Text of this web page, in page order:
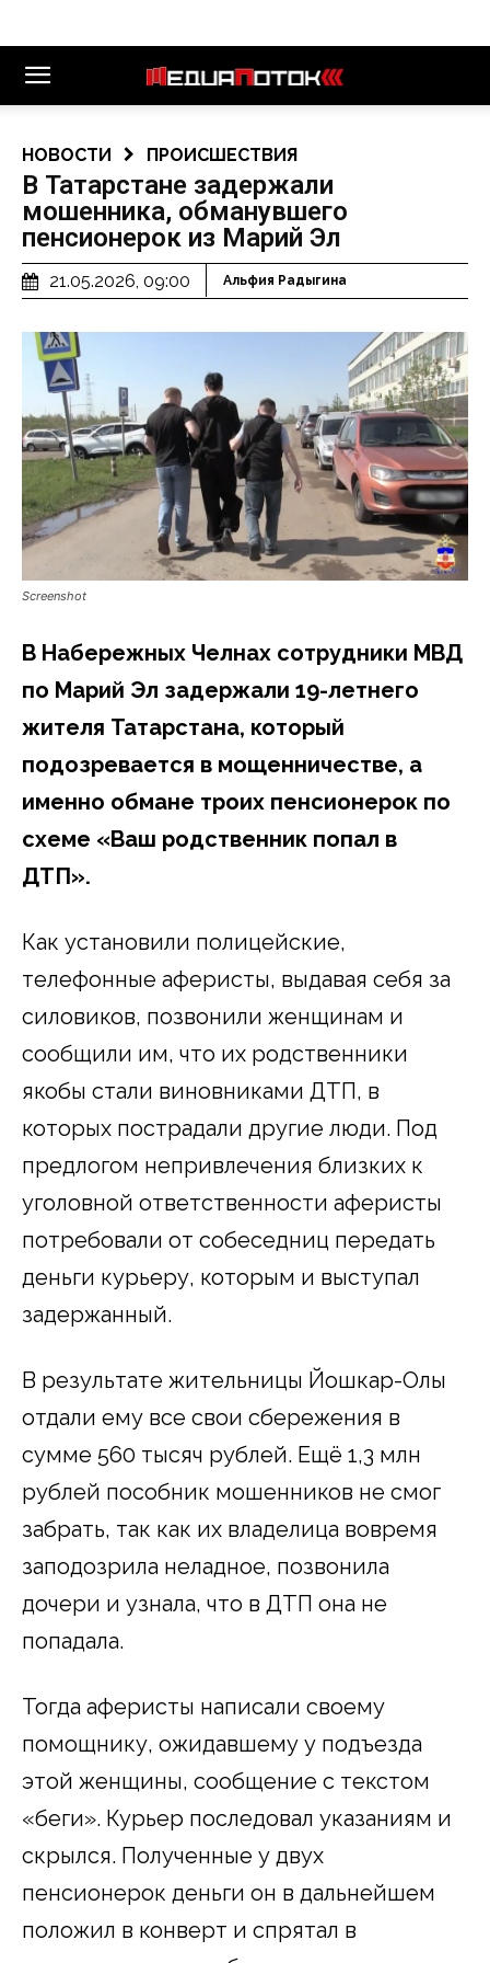
НОВОСТИ ПРОИСШЕСТВИЯ
В Татарстане задержали
мошенника, обманувшего
пенсионерок из Марий Эл
21.05.2026, 09:00 Альфия Радыгина
Screenshot
В Набережных Челнах сотрудники МВД
по Марий Эл задержали 19-летнего
жителя Татарстана, который
подозревается в мощенничестве, а
именно обмане троих пенсионерок по
схеме «Ваш родственник попал в
ДТП».
Как установили полицейские,
телефонные аферисты, выдавая себя за
силовиков, позвонили женщинам и
сообщили им, что их родственники
якобы стали виновниками ДТП, в
которых пострадали другие люди. Под
предлогом непривлечения близких к
уголовной ответственности аферисты
потребовали от собеседниц передать
деньги курьеру, которым и выступал
задержанный.
В результате жительницы Йошкар-Олы
отдали ему все свои сбережения в
сумме 560 тысяч рублей. Ещё 1,3 млн
рублей пособник мошенников не смог
забрать, так как их владелица вовремя
заподозрила неладное, позвонила
дочери и узнала, что в ДТП она не
попадала.
Тогда аферисты написали своему
помощнику, ожидавшему у подъезда
этой женщины, сообщение с текстом
«беги». Курьер последовал указаниям и
скрылся. Полученные у двух
пенсионерок деньги он в дальнейшем
положил в конверт и спрятал в